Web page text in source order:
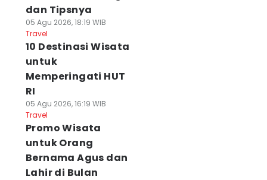
dan Tipsnya
05 Agu 2026, 18:19 WIB
Travel
10 Destinasi Wisata
untuk
Memperingati HUT
RI
05 Agu 2026, 16:19 WIB
Travel
Promo Wisata
untuk Orang
Bernama Agus dan
Lahir di Bulan